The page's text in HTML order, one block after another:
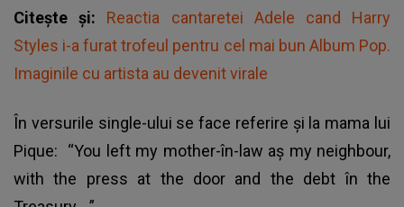
Citește și: Reactia cantaretei Adele cand Harry
Styles i-a furat trofeul pentru cel mai bun Album Pop.
Imaginile cu artista au devenit virale
În versurile single-ului se face referire și la mama lui
Pique: “You left my mother-în-law aș my neighbour,
with the press at the door and the debt în the